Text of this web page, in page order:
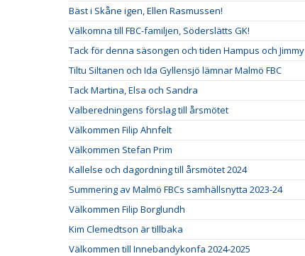
Bäst i Skåne igen, Ellen Rasmussen!
Välkomna till FBC-familjen, Söderslätts GK!
Tack för denna säsongen och tiden Hampus och Jimmy
Tiltu Siltanen och Ida Gyllensjö lämnar Malmö FBC
Tack Martina, Elsa och Sandra
Valberedningens förslag till årsmötet
Välkommen Filip Ahnfelt
Välkommen Stefan Prim
Kallelse och dagordning till årsmötet 2024
Summering av Malmö FBCs samhällsnytta 2023-24
Välkommen Filip Borglundh
Kim Clemedtson är tillbaka
Välkommen till Innebandykonfa 2024-2025